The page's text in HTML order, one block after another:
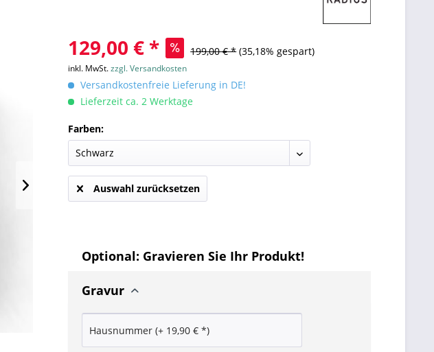
129,00 € * 199,00 € * (35,18% gespart)
inkl. MwSt.zzgl. Versandkosten
Versandkostenfreie Lieferung in DE!
Lieferzeit ca. 2 Werktage
Farben:
Auswahl zurücksetzen
Optional: Gravieren Sie Ihr Produkt!
Gravur